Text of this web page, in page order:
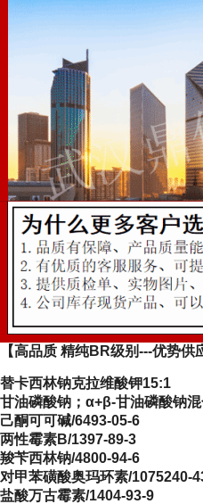
【高品质 精纯BR级别---优势供
替卡西林钠克拉维酸钾15:1
甘油磷酸钠；α+β-甘油磷酸钠
己酮可可碱/6493-05-6
两性霉素B/1397-89-3
羧苄西林钠/4800-94-6
对甲苯磺酸奥玛环素/1075240-
盐酸万古霉素/1404-93-9